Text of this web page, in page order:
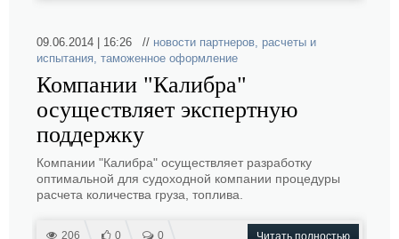
09.06.2014 | 16:26 // новости партнеров, расчеты и
испытания, таможенное оформление
Компании "Калибра"
осуществляет экспертную
поддержку
Компании "Калибра" осуществляет разработку
оптимальной для судоходной компании процедуры
расчета количества груза, топлива.
206 0 0 Читать полностью